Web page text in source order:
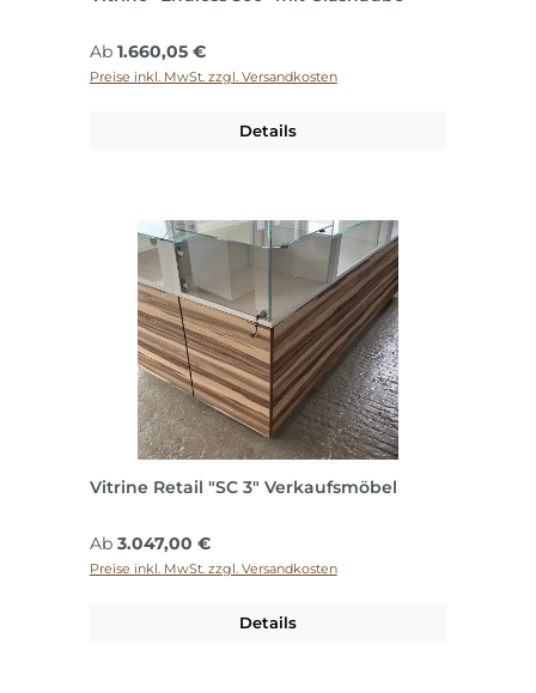
Regulärer Preis:
Ab 1.660,05 €
Preise inkl. MwSt. zzgl. Versandkosten
Details
Vitrine Retail "SC 3" Verkaufsmöbel
Regulärer Preis:
Ab 3.047,00 €
Preise inkl. MwSt. zzgl. Versandkosten
Details